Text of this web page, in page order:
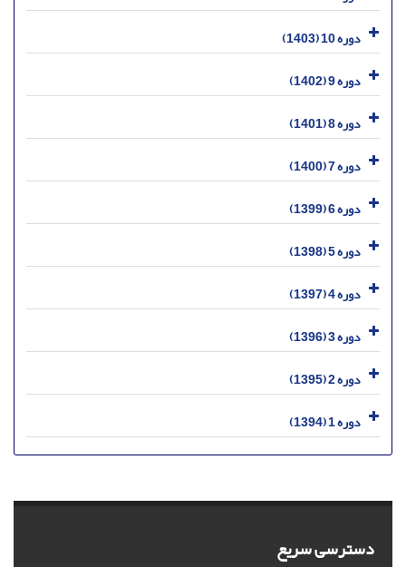
دوره 10 (1403)
دوره 9 (1402)
دوره 8 (1401)
دوره 7 (1400)
دوره 6 (1399)
دوره 5 (1398)
دوره 4 (1397)
دوره 3 (1396)
دوره 2 (1395)
دوره 1 (1394)
دسترسی سریع